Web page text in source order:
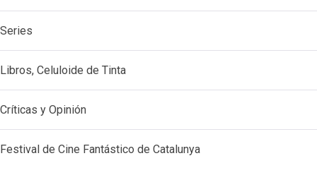
Series
Libros, Celuloide de Tinta
Críticas y Opinión
Festival de Cine Fantástico de Catalunya